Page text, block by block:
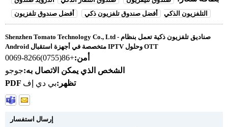
التلفزيون الذكي
أفضل صندوق تلفزيون ذكي أفضل صندوق تلفزيون
Shenzhen Tomato Technology Co., Ltd - صناديق تلفزيون ذكية تعمل بنظام
Android متخصصة في أجهزة استقبال IPTV وحلول OTT
أمن:+86(0755)8266-0069
الشخص الذي يمكن الاتصال به:جوجو
PDF تظهر:بي دي إف
إرسال استفسار